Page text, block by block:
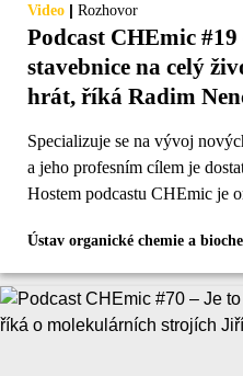
Video | Rozhovor
Podcast CHEmic
stavebnice na celý
hrát, říká Radim
Specializuje se na vývoj
a jeho profesním cílem je
Hostem podcastu CHEmic je
Ústav organické chemie a